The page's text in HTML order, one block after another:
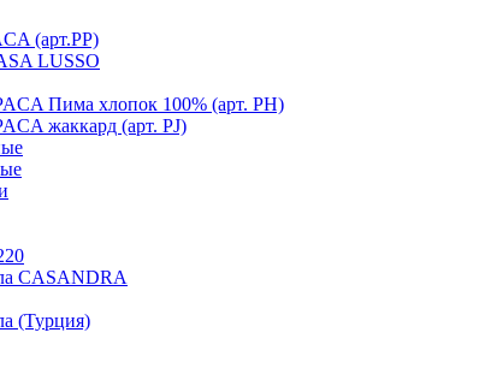
(арт.PP)
LUSSO
Пима хлопок 100% (арт. PH)
жаккард (арт. PJ)
CASANDRA
(Турция)